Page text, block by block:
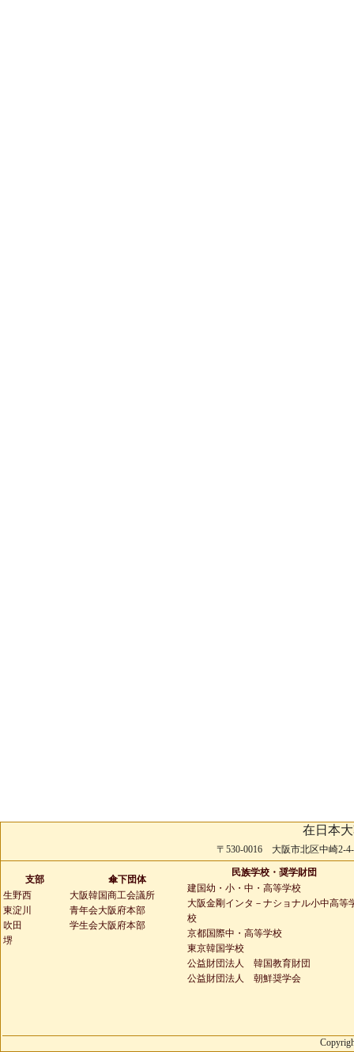
在日本
〒530-0016 大阪市北区中崎2-
支部
生野西
東淀川
吹田
堺
傘下団体
大阪韓国商工会議所
青年会大阪府本部
学生会大阪府本部
民族学校・奨学財団
建国幼・小・中・高等学校
大阪金剛インタ－ナショナル小中高等
校
京都国際中・高等学校
東京韓国学校
公益財団法人 韓国教育財団
公益財団法人 朝鮮奨学会